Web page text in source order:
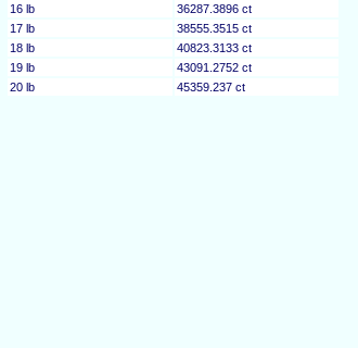
16 lb
36287.3896 ct
17 lb
38555.3515 ct
18 lb
40823.3133 ct
19 lb
43091.2752 ct
20 lb
45359.237 ct